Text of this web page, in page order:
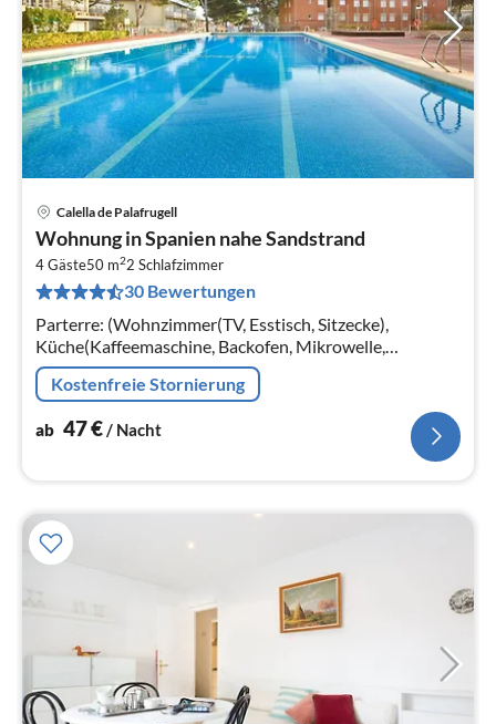
Calella de Palafrugell
Wohnung in Spanien nahe Sandstrand
4 Gäste50 m22 Schlafzimmer
30 Bewertungen
Parterre: (Wohnzimmer(TV, Esstisch, Sitzecke),
Küche(Kaffeemaschine, Backofen, Mikrowelle,
Spülmaschine, Kühlschrank, Tiefkühlschrank, ),
Schlafzimmer(Doppelbett(135 x 190 cm))
Kostenfreie Stornierung
ab 47€/ Nacht